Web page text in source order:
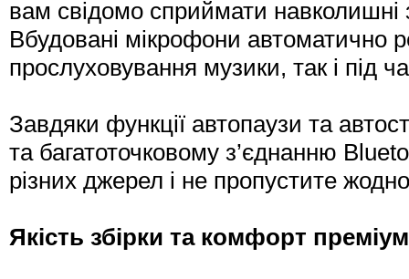
вам свідомо сприймати навколишні
Вбудовані мікрофони
прослуховування музики, так і під
Завдяки функції автопаузи та
та багатоточковому з’єднанню
різних джерел і не пропустите
Якість збірки та комфорт